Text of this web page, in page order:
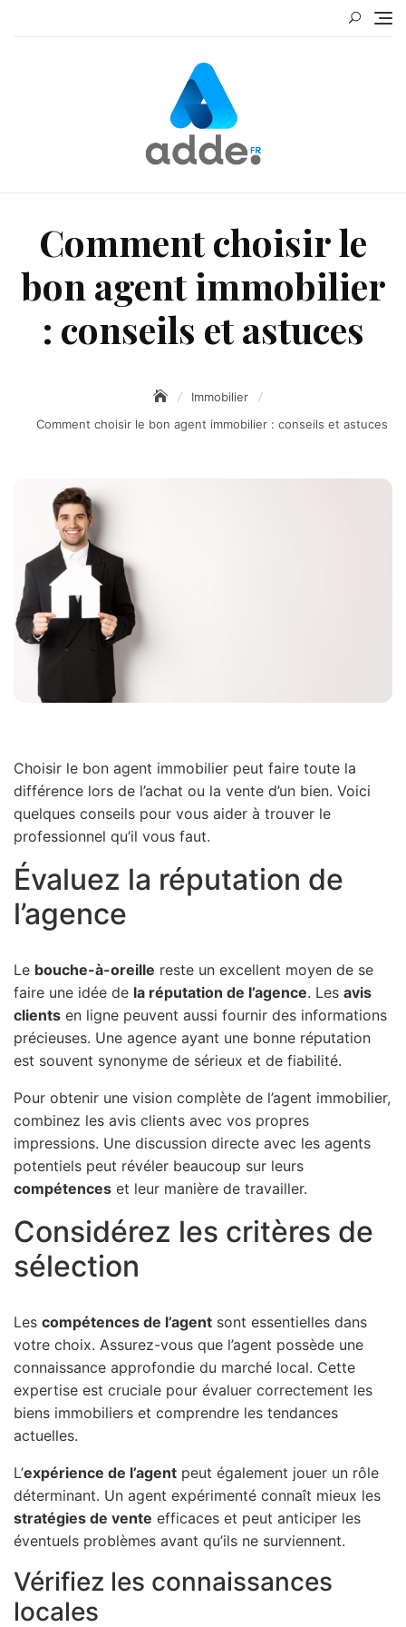
Comment choisir le
bon agent immobilier
: conseils et astuces
Immobilier
Comment choisir le bon agent immobilier : conseils et astuces
Choisir le bon agent immobilier peut faire toute la
différence lors de l’achat ou la vente d’un bien. Voici
quelques conseils pour vous aider à trouver le
professionnel qu’il vous faut.
Évaluez la réputation de
l’agence
Le bouche-à-oreille reste un excellent moyen de se
faire une idée de la réputation de l’agence. Les avis
clients en ligne peuvent aussi fournir des informations
précieuses. Une agence ayant une bonne réputation
est souvent synonyme de sérieux et de fiabilité.
Pour obtenir une vision complète de l’agent immobilier,
combinez les avis clients avec vos propres
impressions. Une discussion directe avec les agents
potentiels peut révéler beaucoup sur leurs
compétences et leur manière de travailler.
Considérez les critères de
sélection
Les compétences de l’agent sont essentielles dans
votre choix. Assurez-vous que l’agent possède une
connaissance approfondie du marché local. Cette
expertise est cruciale pour évaluer correctement les
biens immobiliers et comprendre les tendances
actuelles.
L’expérience de l’agent peut également jouer un rôle
déterminant. Un agent expérimenté connaît mieux les
stratégies de vente efficaces et peut anticiper les
éventuels problèmes avant qu’ils ne surviennent.
Vérifiez les connaissances
locales